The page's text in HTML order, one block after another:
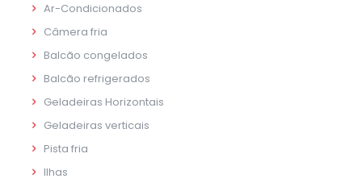
Ar-Condicionados
Câmera fria
Balcão congelados
Balcão refrigerados
Geladeiras Horizontais
Geladeiras verticais
Pista fria
Ilhas